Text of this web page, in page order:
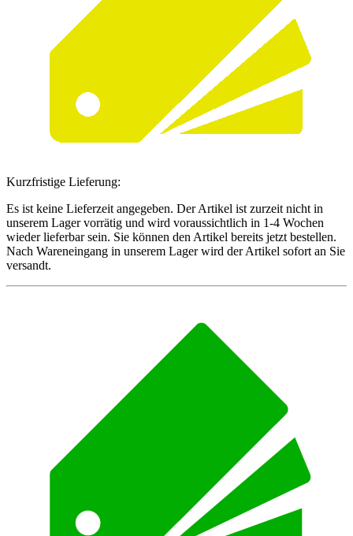
Kurzfristige Lieferung:
Es ist keine Lieferzeit angegeben. Der Artikel ist zurzeit nicht in
unserem Lager vorrätig und wird voraussichtlich in 1-4 Wochen
wieder lieferbar sein. Sie können den Artikel bereits jetzt bestellen.
Nach Wareneingang in unserem Lager wird der Artikel sofort an Sie
versandt.